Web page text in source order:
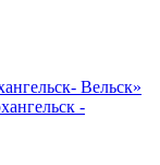
Вельск»
-